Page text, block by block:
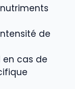
de
en cas de